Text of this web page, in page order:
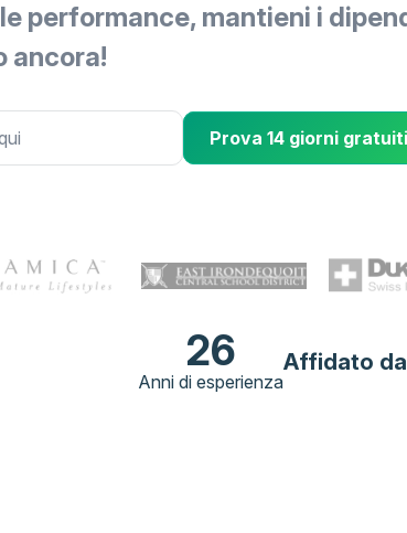
performance, mantieni i
ancora!
Prova 14 giorni gratuiti
26
Anni di esperienza
Affidato